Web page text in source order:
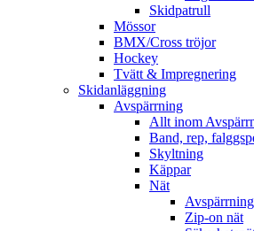
Skidpatrull
Mössor
BMX/Cross tröjor
Hockey
Tvätt & Impregnering
Skidanläggning
Avspärrning
Allt inom
Band, rep,
Skyltning
Käppar
Nät
Zip-on nät